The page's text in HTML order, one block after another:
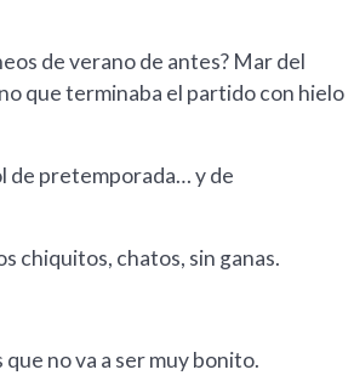
de verano de antes? Mar del
que terminaba el partido con hielo
de pretemporada… y de
chiquitos, chatos, sin ganas.
no va a ser muy bonito.